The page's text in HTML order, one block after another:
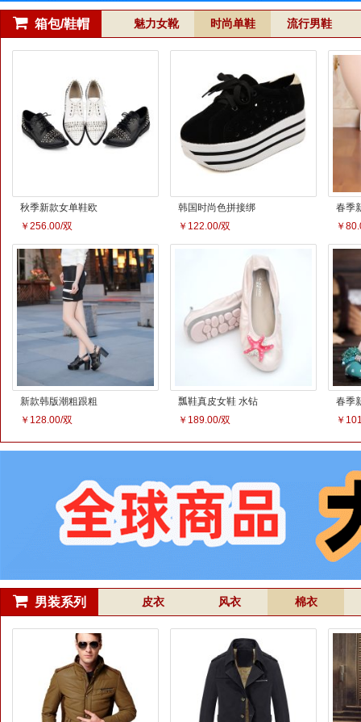
箱包/鞋帽 魅力女靴 时尚单鞋 流行男鞋
真皮男鞋单鞋低帮
男鞋
￥1400.00/双
复古雕花反拼接橡
胶大底休闲时尚男
￥159.00/双
帝斯
士皮
￥
男士休闲皮鞋韩版
潮流男士真皮皮鞋
￥144.00/双
男士休闲透气网布
鞋 韩版男士休闲鞋
￥88.00/双
新款
男士
￥
男装系列 皮衣 风衣 棉衣